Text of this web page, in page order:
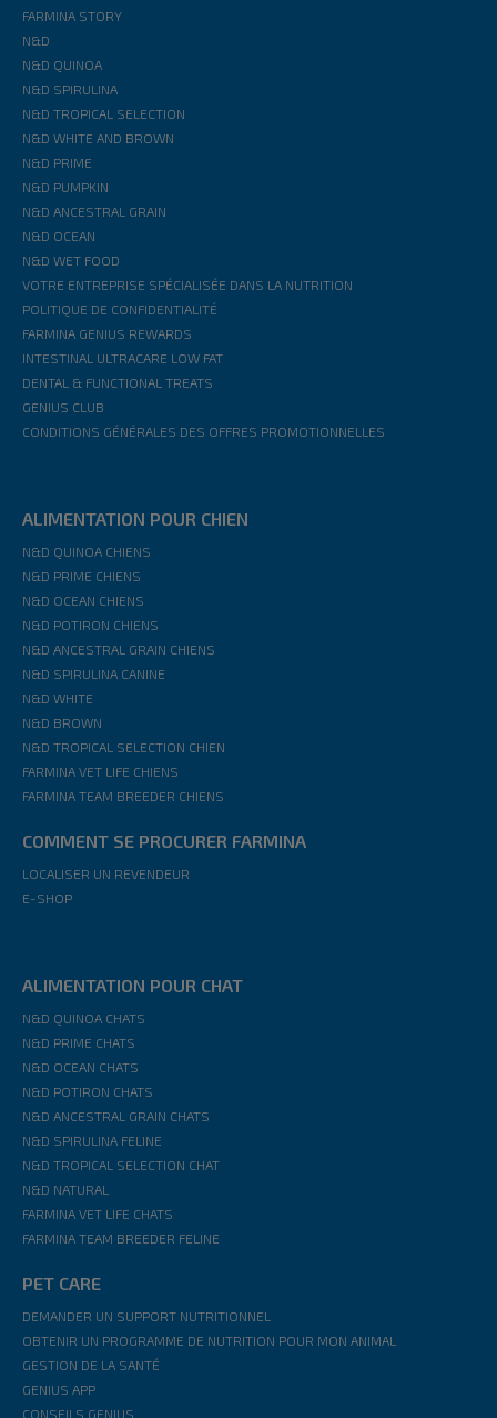
FARMINA STORY
N&D
N&D QUINOA
N&D SPIRULINA
N&D TROPICAL SELECTION
N&D WHITE AND BROWN
N&D PRIME
N&D PUMPKIN
N&D ANCESTRAL GRAIN
N&D OCEAN
N&D WET FOOD
VOTRE ENTREPRISE SPÉCIALISÉE DANS LA NUTRITION
POLITIQUE DE CONFIDENTIALITÉ
FARMINA GENIUS REWARDS
INTESTINAL ULTRACARE LOW FAT
DENTAL & FUNCTIONAL TREATS
GENIUS CLUB
CONDITIONS GÉNÉRALES DES OFFRES PROMOTIONNELLES
ALIMENTATION POUR CHIEN
N&D QUINOA CHIENS
N&D PRIME CHIENS
N&D OCEAN CHIENS
N&D POTIRON CHIENS
N&D ANCESTRAL GRAIN CHIENS
N&D SPIRULINA CANINE
N&D WHITE
N&D BROWN
N&D TROPICAL SELECTION CHIEN
FARMINA VET LIFE CHIENS
FARMINA TEAM BREEDER CHIENS
COMMENT SE PROCURER FARMINA
LOCALISER UN REVENDEUR
E-SHOP
ALIMENTATION POUR CHAT
N&D QUINOA CHATS
N&D PRIME CHATS
N&D OCEAN CHATS
N&D POTIRON CHATS
N&D ANCESTRAL GRAIN CHATS
N&D SPIRULINA FELINE
N&D TROPICAL SELECTION CHAT
N&D NATURAL
FARMINA VET LIFE CHATS
FARMINA TEAM BREEDER FELINE
PET CARE
DEMANDER UN SUPPORT NUTRITIONNEL
OBTENIR UN PROGRAMME DE NUTRITION POUR MON ANIMAL
GESTION DE LA SANTÉ
GENIUS APP
CONSEILS GENIUS